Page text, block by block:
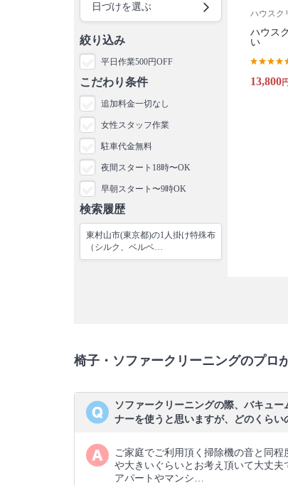
日づけを選ぶ
絞り込み
平日作業500円OFF
こだわり条件
追加料金一切なし
女性スタッフ作業
駐車代金無料
夜間スタート18時〜OK
早朝スタート〜9時OK
検索履歴
東村山市(東京都)の1人掛け特殊布
（シルク、ベルベ…
ハウスク
ハウス
い
13,800円
椅子・ソファークリーニングのプロ
ソファークリーニングの際、バキュー
ナーを使うと思いますが、どのくら
ご家庭でご利用頂く掃除機の音と同程
や大きいぐらいとお考え頂いて大丈夫
アパートやマンシ…